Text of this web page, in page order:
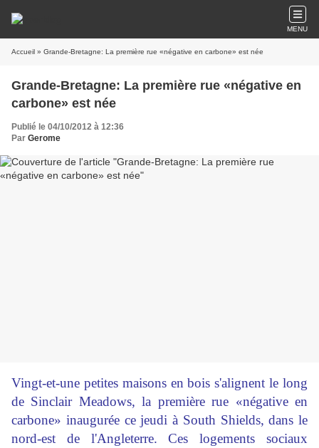
MENU
Accueil » Grande-Bretagne: La première rue «négative en carbone» est née
Grande-Bretagne: La première rue «négative en
carbone» est née
Publié le 04/10/2012 à 12:36
Par Gerome
Vingt-et-une petites maisons en bois s'alignent le long
de Sinclair Meadows, la première rue «négative en
carbone» inaugurée ce jeudi à South Shields, dans le
nord-est de l'Angleterre. Ces logements sociaux